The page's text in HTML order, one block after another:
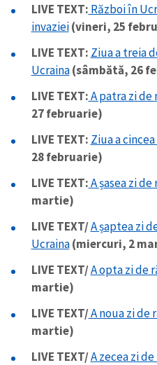
LIVE TEXT: Război în
invaziei(vineri, 25
LIVE TEXT: Ziua a treia
Ucraina(sâmbătă, 26
LIVE TEXT:A patra zi de
27 februarie)
LIVE TEXT: Ziua a
28 februarie)
LIVE TEXT:A șasea zi
martie)
LIVE TEXT/A șaptea zi
Ucraina(miercuri, 2
LIVE TEXT/A opta zi de
martie)
LIVE TEXT/A noua zi de
martie)
LIVE TEXT/A zecea zi